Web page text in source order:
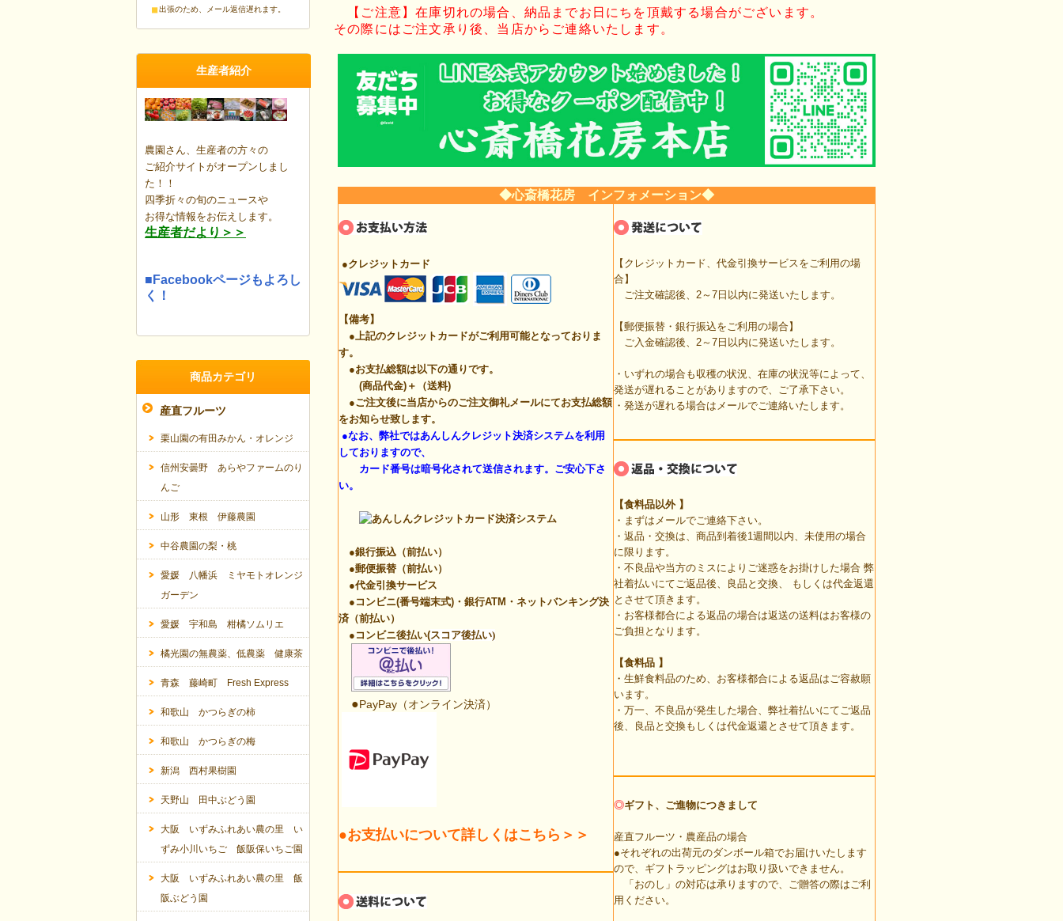
【ご注意】在庫切れの場合、納品までお日にちを頂戴する場合がございます。
その際にはご注文承り後、当店からご連絡いたします。
◆心斎橋花房 インフォメーション◆
●クレジットカード
【備考】
●上記のクレジットカードがご利用可能となっておりま
す。
●お支払総額は以下の通りです。
(商品代金)＋（送料)
●ご注文後に当店からのご注文御礼メールにてお支払総額
をお知らせ致します。
●なお、弊社ではあんしんクレジット決済システムを利用
しておりますので、
カード番号は暗号化されて送信されます。ご安心下さ
い。
●銀行振込（前払い）
●郵便振替（前払い）
●代金引換サービス
●コンビニ(番号端末式)・銀行ATM・ネットバンキング決
済（前払い）
●コンビニ後払い(スコア後払い)
●PayPay（オンライン決済）
●お支払いについて詳しくはこちら＞＞
【クレジットカード、代金引換サービスをご利用の場
合】
ご注文確認後、2～7日以内に発送いたします。
【郵便振替・銀行振込をご利用の場合】
ご入金確認後、2～7日以内に発送いたします。
・いずれの場合も収穫の状況、在庫の状況等によって、
発送が遅れることがありますので、ご了承下さい。
・発送が遅れる場合はメールでご連絡いたします。
【食料品以外 】
・まずはメールでご連絡下さい。
・返品・交換は、商品到着後1週間以内、未使用の場合
に限ります。
・不良品や当方のミスによりご迷惑をお掛けした場合 弊
社着払いにてご返品後、良品と交換、 もしくは代金返還
とさせて頂きます。
・お客様都合による返品の場合は返送の送料はお客様の
ご負担となります。
【食料品 】
・生鮮食料品のため、お客様都合による返品はご容赦願
います。
・万一、不良品が発生した場合、弊社着払いにてご返品
後、良品と交換もしくは代金返還とさせて頂きます。
◎ギフト、ご進物につきまして
産直フルーツ・農産品の場合
●それぞれの出荷元のダンボール箱でお届けいたします
ので、ギフトラッピングはお取り扱いできません。
「おのし」の対応は承りますので、ご贈答の際はご利
用ください。
■出張のため、メール返信遅れます。
生産者紹介
農園さん、生産者の方々の
ご紹介サイトがオープンしまし
た！！
四季折々の旬のニュースや
お得な情報をお伝えします。
生産者だより＞＞
■Facebookページもよろし
く！
商品カテゴリ
産直フルーツ
栗山園の有田みかん・オレンジ
信州安曇野 あらやファームのり
んご
山形 東根 伊藤農園
中谷農園の梨・桃
愛媛 八幡浜 ミヤモトオレンジ
ガーデン
愛媛 宇和島 柑橘ソムリエ
橘光園の無農薬、低農薬 健康茶
青森 藤崎町 Fresh Express
和歌山 かつらぎの柿
和歌山 かつらぎの梅
新潟 西村果樹園
天野山 田中ぶどう園
大阪 いずみふれあい農の里 い
ずみ小川いちご 飯阪保いちご園
大阪 いずみふれあい農の里 飯
阪ぶどう園